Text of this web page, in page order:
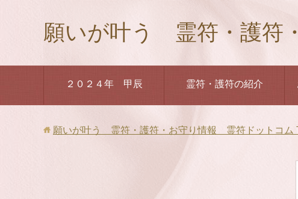
願いが叶う 霊符・護符
２０２４年 甲辰 霊符・護符の紹介
願いが叶う 霊符・護符・お守り情報 霊符ドットコム